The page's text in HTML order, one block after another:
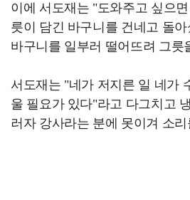
이에 서도재는 "도와주고 싶으
릇이 담긴 바구니를 건네고 돌
바구니를 일부러 떨어뜨려 그릇
서도재는 "네가 저지른 일 네가
울 필요가 있다"라고 다그치고
러자 강사라는 분에 못이겨 소